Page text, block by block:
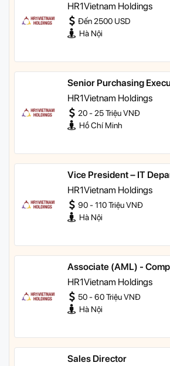
HR1Vietnam Holdings
Đến 2500 USD
Hà Nội
Senior Purchasing
HR1Vietnam Holdings
20 - 25 Triệu VNĐ
Hồ Chí Minh
Vice President – IT
HR1Vietnam Holdings
90 - 110 Triệu VNĐ
Hà Nội
Associate (AML) -
HR1Vietnam Holdings
50 - 60 Triệu VNĐ
Hà Nội
Sales Director